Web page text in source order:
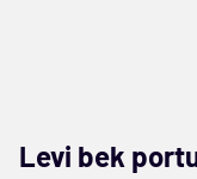
Levi bek